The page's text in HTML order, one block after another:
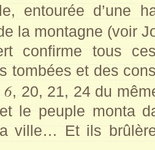
entourée d’une
la montagne (voir
confirme tous
tombées et des
6, 20, 21, 24 du
le peuple monta
ville… Et ils